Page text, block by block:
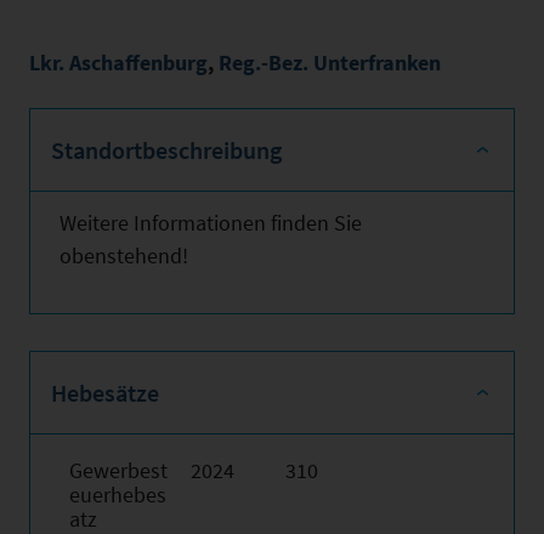
Lkr. Aschaffenburg, Reg.-Bez. Unterfranken
Standortbeschreibung
Weitere Informationen finden Sie
obenstehend!
Hebesätze
Gewerbest
euerhebes
atz
2024 310